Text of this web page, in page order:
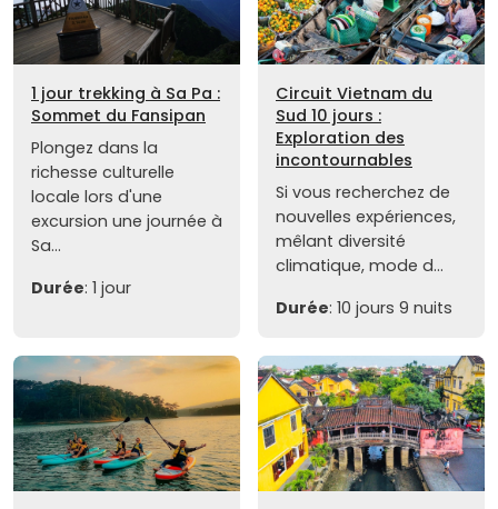
1 jour trekking à Sa Pa :
Sommet du Fansipan
Plongez dans la
richesse culturelle
locale lors d'une
excursion une journée à
Sa...
Durée: 1 jour
Circuit Vietnam du
Sud 10 jours :
Exploration des
incontournables
Si vous recherchez de
nouvelles expériences,
mêlant diversité
climatique, mode d...
Durée: 10 jours 9 nuits